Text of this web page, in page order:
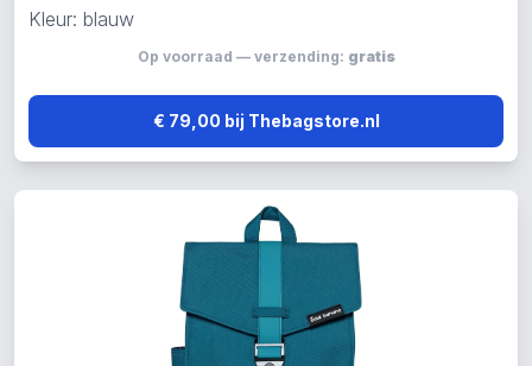
Kleur: blauw
Op voorraad — verzending: gratis
€ 79,00 bij Thebagstore.nl